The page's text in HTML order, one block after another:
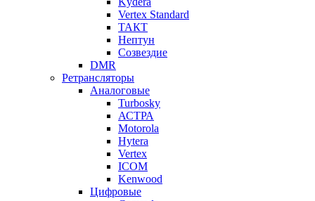
Vertex Standard
ТАКТ
Нептун
Созвездие
DMR
Ретрансляторы
Аналоговые
Turbosky
АСТРА
Motorola
Hytera
Vertex
ICOM
Kenwood
Цифровые